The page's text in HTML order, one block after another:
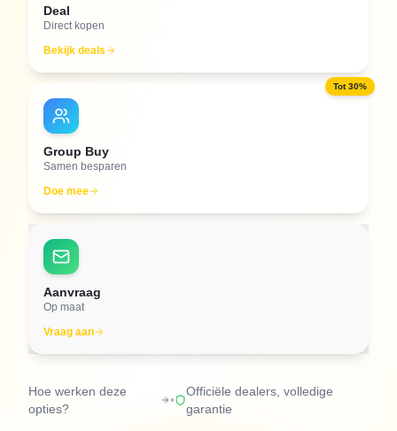
Deal
Direct kopen
Bekijk deals
Tot 30%
Group Buy
Samen besparen
Doe mee
Aanvraag
Op maat
Vraag aan
Hoe werken deze
opties?
•
Officiële dealers, volledige
garantie